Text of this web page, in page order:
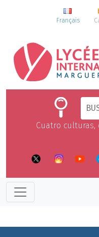
Français
Cuatro